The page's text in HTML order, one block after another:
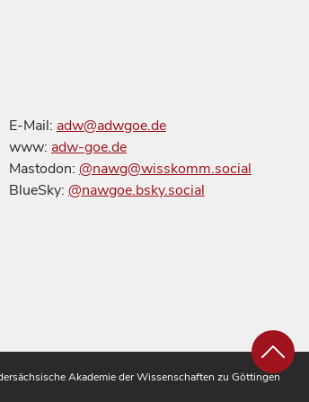
E-Mail: adw@adwgoe.de
www: adw-goe.de
Mastodon: @nawg@wisskomm.social
BlueSky: @nawgoe.bsky.social
Akademie der Wissenschaften zu Göttingen